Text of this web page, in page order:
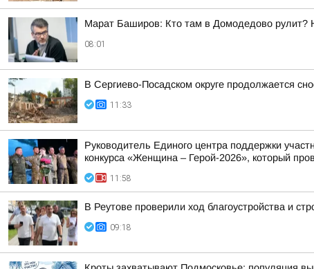
Марат Баширов: Кто там в Домодедово рулит?
08:01
В Сергиево-Посадском округе продолжается
11:33
Руководитель Единого центра поддержки
конкурса «Женщина – Герой-2026», который
11:58
В Реутове проверили ход благоустройства и
09:18